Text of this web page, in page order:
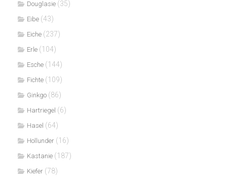
Douglasie (35)
Eibe (43)
Eiche (237)
Erle (104)
Esche (144)
Fichte (109)
Ginkgo (86)
Hartriegel (6)
Hasel (64)
Hollunder (16)
Kastanie (187)
Kiefer (78)